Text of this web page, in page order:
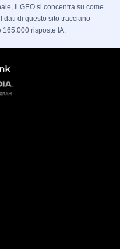
il GEO si concentra su come
dati di questo sito tracciano
risposte IA.